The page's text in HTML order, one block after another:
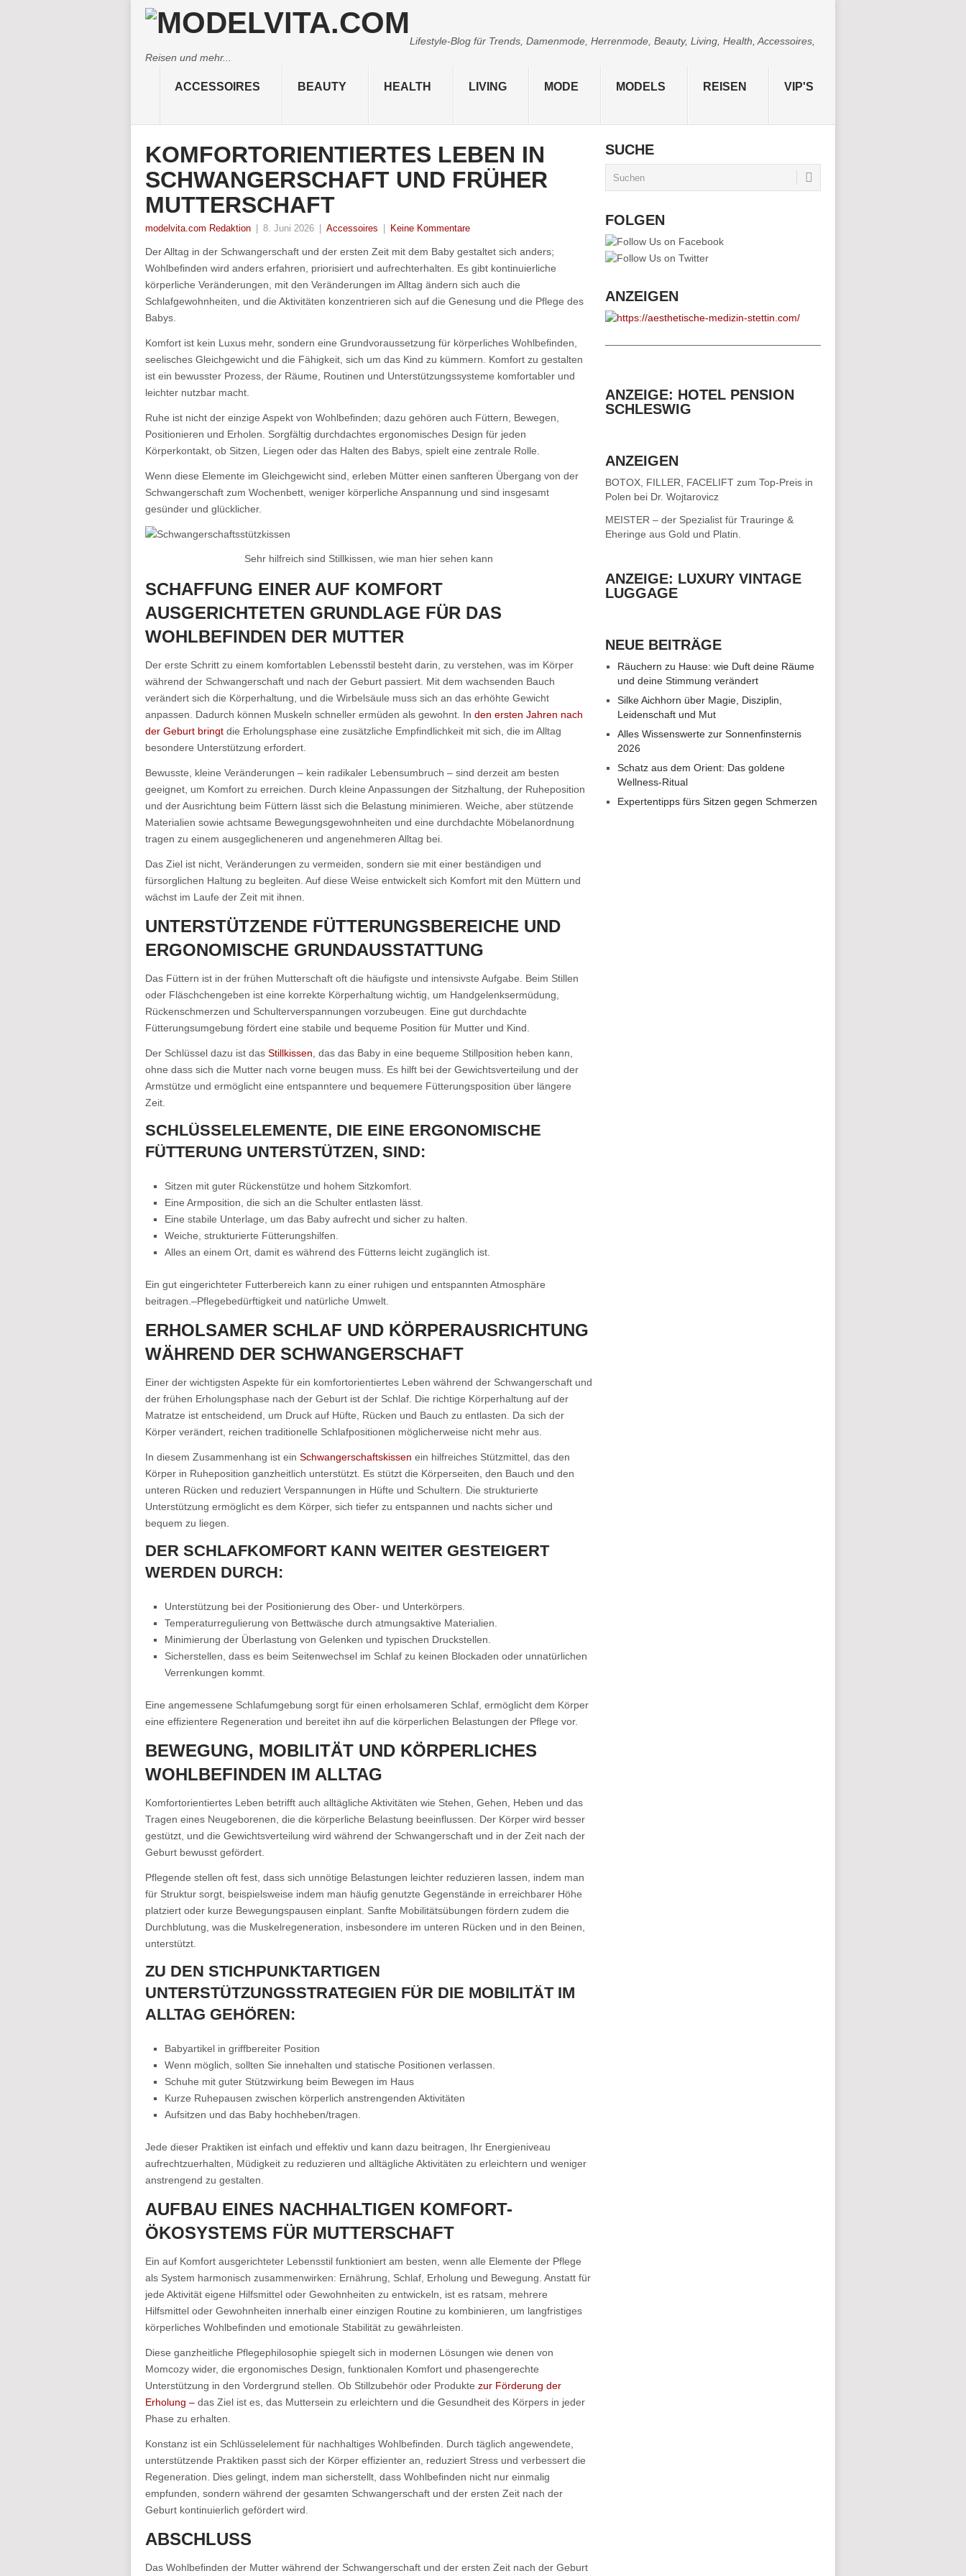
Lifestyle-Blog für Trends, Damenmode, Herrenmode, Beauty, Living, Health, Accessoires,
Reisen und mehr...
ACCESSOIRES BEAUTY HEALTH LIVING MODE MODELS REISEN VIP'S
KOMFORTORIENTIERTES LEBEN IN
SCHWANGERSCHAFT UND FRÜHER
MUTTERSCHAFT
modelvita.com Redaktion 8. Juni 2026 Accessoires Keine Kommentare
Der Alltag in der Schwangerschaft und der ersten Zeit mit dem Baby gestaltet sich anders;
Wohlbefinden wird anders erfahren, priorisiert und aufrechterhalten. Es gibt kontinuierliche
körperliche Veränderungen, mit den Veränderungen im Alltag ändern sich auch die
Schlafgewohnheiten, und die Aktivitäten konzentrieren sich auf die Genesung und die Pflege des
Babys.
Komfort ist kein Luxus mehr, sondern eine Grundvoraussetzung für körperliches Wohlbefinden,
seelisches Gleichgewicht und die Fähigkeit, sich um das Kind zu kümmern. Komfort zu gestalten
ist ein bewusster Prozess, der Räume, Routinen und Unterstützungssysteme komfortabler und
leichter nutzbar macht.
Ruhe ist nicht der einzige Aspekt von Wohlbefinden; dazu gehören auch Füttern, Bewegen,
Positionieren und Erholen. Sorgfältig durchdachtes ergonomisches Design für jeden
Körperkontakt, ob Sitzen, Liegen oder das Halten des Babys, spielt eine zentrale Rolle.
Wenn diese Elemente im Gleichgewicht sind, erleben Mütter einen sanfteren Übergang von der
Schwangerschaft zum Wochenbett, weniger körperliche Anspannung und sind insgesamt
gesünder und glücklicher.
Sehr hilfreich sind Stillkissen, wie man hier sehen kann
SCHAFFUNG EINER AUF KOMFORT
AUSGERICHTETEN GRUNDLAGE FÜR DAS
WOHLBEFINDEN DER MUTTER
Der erste Schritt zu einem komfortablen Lebensstil besteht darin, zu verstehen, was im Körper
während der Schwangerschaft und nach der Geburt passiert. Mit dem wachsenden Bauch
verändert sich die Körperhaltung, und die Wirbelsäule muss sich an das erhöhte Gewicht
anpassen. Dadurch können Muskeln schneller ermüden als gewohnt. In den ersten Jahren nach
der Geburt bringt die Erholungsphase eine zusätzliche Empfindlichkeit mit sich, die im Alltag
besondere Unterstützung erfordert.
Bewusste, kleine Veränderungen – kein radikaler Lebensumbruch – sind derzeit am besten
geeignet, um Komfort zu erreichen. Durch kleine Anpassungen der Sitzhaltung, der Ruheposition
und der Ausrichtung beim Füttern lässt sich die Belastung minimieren. Weiche, aber stützende
Materialien sowie achtsame Bewegungsgewohnheiten und eine durchdachte Möbelanordnung
tragen zu einem ausgeglicheneren und angenehmeren Alltag bei.
Das Ziel ist nicht, Veränderungen zu vermeiden, sondern sie mit einer beständigen und
fürsorglichen Haltung zu begleiten. Auf diese Weise entwickelt sich Komfort mit den Müttern und
wächst im Laufe der Zeit mit ihnen.
UNTERSTÜTZENDE FÜTTERUNGSBEREICHE UND
ERGONOMISCHE GRUNDAUSSTATTUNG
Das Füttern ist in der frühen Mutterschaft oft die häufigste und intensivste Aufgabe. Beim Stillen
oder Fläschchengeben ist eine korrekte Körperhaltung wichtig, um Handgelenksermüdung,
Rückenschmerzen und Schulterverspannungen vorzubeugen. Eine gut durchdachte
Fütterungsumgebung fördert eine stabile und bequeme Position für Mutter und Kind.
Der Schlüssel dazu ist das Stillkissen, das das Baby in eine bequeme Stillposition heben kann,
ohne dass sich die Mutter nach vorne beugen muss. Es hilft bei der Gewichtsverteilung und der
Armstütze und ermöglicht eine entspanntere und bequemere Fütterungsposition über längere
Zeit.
SCHLÜSSELELEMENTE, DIE EINE ERGONOMISCHE
FÜTTERUNG UNTERSTÜTZEN, SIND:
Sitzen mit guter Rückenstütze und hohem Sitzkomfort.
Eine Armposition, die sich an die Schulter entlasten lässt.
Eine stabile Unterlage, um das Baby aufrecht und sicher zu halten.
Weiche, strukturierte Fütterungshilfen.
Alles an einem Ort, damit es während des Fütterns leicht zugänglich ist.
Ein gut eingerichteter Futterbereich kann zu einer ruhigen und entspannten Atmosphäre
beitragen.–Pflegebedürftigkeit und natürliche Umwelt.
ERHOLSAMER SCHLAF UND KÖRPERAUSRICHTUNG
WÄHREND DER SCHWANGERSCHAFT
Einer der wichtigsten Aspekte für ein komfortorientiertes Leben während der Schwangerschaft und
der frühen Erholungsphase nach der Geburt ist der Schlaf. Die richtige Körperhaltung auf der
Matratze ist entscheidend, um Druck auf Hüfte, Rücken und Bauch zu entlasten. Da sich der
Körper verändert, reichen traditionelle Schlafpositionen möglicherweise nicht mehr aus.
In diesem Zusammenhang ist ein Schwangerschaftskissen ein hilfreiches Stützmittel, das den
Körper in Ruheposition ganzheitlich unterstützt. Es stützt die Körperseiten, den Bauch und den
unteren Rücken und reduziert Verspannungen in Hüfte und Schultern. Die strukturierte
Unterstützung ermöglicht es dem Körper, sich tiefer zu entspannen und nachts sicher und
bequem zu liegen.
DER SCHLAFKOMFORT KANN WEITER GESTEIGERT
WERDEN DURCH:
Unterstützung bei der Positionierung des Ober- und Unterkörpers.
Temperaturregulierung von Bettwäsche durch atmungsaktive Materialien.
Minimierung der Überlastung von Gelenken und typischen Druckstellen.
Sicherstellen, dass es beim Seitenwechsel im Schlaf zu keinen Blockaden oder unnatürlichen
Verrenkungen kommt.
Eine angemessene Schlafumgebung sorgt für einen erholsameren Schlaf, ermöglicht dem Körper
eine effizientere Regeneration und bereitet ihn auf die körperlichen Belastungen der Pflege vor.
BEWEGUNG, MOBILITÄT UND KÖRPERLICHES
WOHLBEFINDEN IM ALLTAG
Komfortorientiertes Leben betrifft auch alltägliche Aktivitäten wie Stehen, Gehen, Heben und das
Tragen eines Neugeborenen, die die körperliche Belastung beeinflussen. Der Körper wird besser
gestützt, und die Gewichtsverteilung wird während der Schwangerschaft und in der Zeit nach der
Geburt bewusst gefördert.
Pflegende stellen oft fest, dass sich unnötige Belastungen leichter reduzieren lassen, indem man
für Struktur sorgt, beispielsweise indem man häufig genutzte Gegenstände in erreichbarer Höhe
platziert oder kurze Bewegungspausen einplant. Sanfte Mobilitätsübungen fördern zudem die
Durchblutung, was die Muskelregeneration, insbesondere im unteren Rücken und in den Beinen,
unterstützt.
ZU DEN STICHPUNKTARTIGEN
UNTERSTÜTZUNGSSTRATEGIEN FÜR DIE MOBILITÄT IM
ALLTAG GEHÖREN:
Babyartikel in griffbereiter Position
Wenn möglich, sollten Sie innehalten und statische Positionen verlassen.
Schuhe mit guter Stützwirkung beim Bewegen im Haus
Kurze Ruhepausen zwischen körperlich anstrengenden Aktivitäten
Aufsitzen und das Baby hochheben/tragen.
Jede dieser Praktiken ist einfach und effektiv und kann dazu beitragen, Ihr Energieniveau
aufrechtzuerhalten, Müdigkeit zu reduzieren und alltägliche Aktivitäten zu erleichtern und weniger
anstrengend zu gestalten.
AUFBAU EINES NACHHALTIGEN KOMFORT-
ÖKOSYSTEMS FÜR MUTTERSCHAFT
Ein auf Komfort ausgerichteter Lebensstil funktioniert am besten, wenn alle Elemente der Pflege
als System harmonisch zusammenwirken: Ernährung, Schlaf, Erholung und Bewegung. Anstatt für
jede Aktivität eigene Hilfsmittel oder Gewohnheiten zu entwickeln, ist es ratsam, mehrere
Hilfsmittel oder Gewohnheiten innerhalb einer einzigen Routine zu kombinieren, um langfristiges
körperliches Wohlbefinden und emotionale Stabilität zu gewährleisten.
Diese ganzheitliche Pflegephilosophie spiegelt sich in modernen Lösungen wie denen von
Momcozy wider, die ergonomisches Design, funktionalen Komfort und phasengerechte
Unterstützung in den Vordergrund stellen. Ob Stillzubehör oder Produkte zur Förderung der
Erholung – das Ziel ist es, das Muttersein zu erleichtern und die Gesundheit des Körpers in jeder
Phase zu erhalten.
Konstanz ist ein Schlüsselelement für nachhaltiges Wohlbefinden. Durch täglich angewendete,
unterstützende Praktiken passt sich der Körper effizienter an, reduziert Stress und verbessert die
Regeneration. Dies gelingt, indem man sicherstellt, dass Wohlbefinden nicht nur einmalig
empfunden, sondern während der gesamten Schwangerschaft und der ersten Zeit nach der
Geburt kontinuierlich gefördert wird.
ABSCHLUSS
Das Wohlbefinden der Mutter während der Schwangerschaft und der ersten Zeit nach der Geburt
SUCHE
FOLGEN
ANZEIGEN
ANZEIGE: HOTEL PENSION
SCHLESWIG
ANZEIGEN
BOTOX, FILLER, FACELIFT zum Top-Preis in
Polen bei Dr. Wojtarovicz
MEISTER – der Spezialist für Trauringe &
Eheringe aus Gold und Platin.
ANZEIGE: LUXURY VINTAGE
LUGGAGE
NEUE BEITRÄGE
Räuchern zu Hause: wie Duft deine Räume
und deine Stimmung verändert
Silke Aichhorn über Magie, Disziplin,
Leidenschaft und Mut
Alles Wissenswerte zur Sonnenfinsternis
2026
Schatz aus dem Orient: Das goldene
Wellness-Ritual
Expertentipps fürs Sitzen gegen Schmerzen